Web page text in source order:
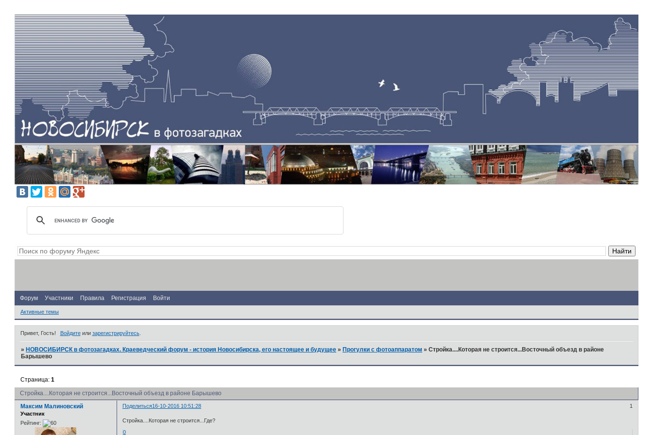
Форум Участники Правила Регистрация Войти
Активные темы
Привет, Гость! Войдитеили зарегистрируйтесь.
»НОВОСИБИРСК в фотозагадках. Краеведческий форум - история Новосибирска, его настоящее и будущее »Прогулки с фотоаппаратом »Стройка....Которая не строится...Восточный объезд в районе
Барышево
Стройка....Которая не строится...Восточный объезд в районе Барышево
Страница:1
Поделиться 1
16-10-2016 10:51:28
Максим Малиновский
Участник
Рейтинг:
Стройка....Которая не строится...Где?
0